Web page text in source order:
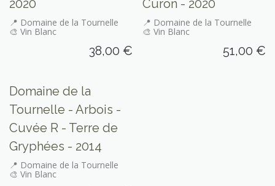
2020
📍 Domaine de la Tournelle
🎨 Vin Blanc
38,00 €
Curon - 2020
📍 Domaine de la Tournelle
🎨 Vin Blanc
51,00 €
Seulement sur place
Domaine de la
Tournelle - Arbois -
Cuvée R - Terre de
Gryphées - 2014
📍 Domaine de la Tournelle
🎨 Vin Blanc